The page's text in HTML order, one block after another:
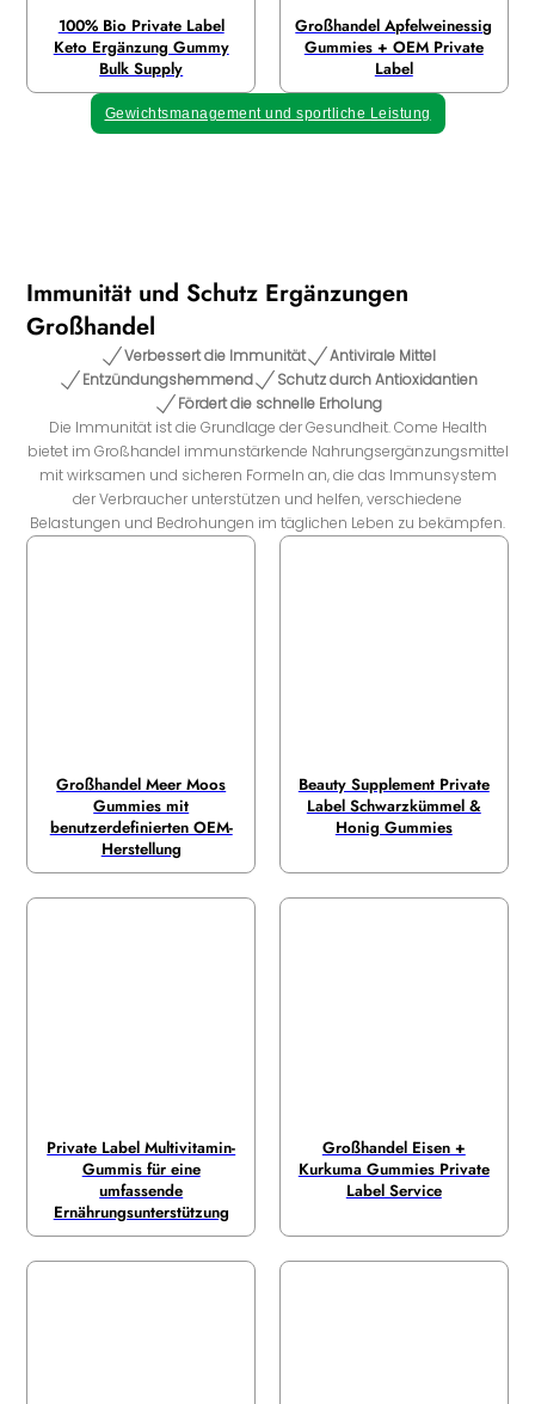
100% Bio Private Label
Keto Ergänzung Gummy
Bulk Supply
Großhandel Apfelweinessig
Gummies + OEM Private
Label
Gewichtsmanagement und sportliche Leistung
Immunität und Schutz Ergänzungen
Großhandel
Verbessert die Immunität
Antivirale Mittel
Entzündungshemmend
Schutz durch Antioxidantien
Fördert die schnelle Erholung
Die Immunität ist die Grundlage der Gesundheit. Come Health
bietet im Großhandel immunstärkende Nahrungsergänzungsmittel
mit wirksamen und sicheren Formeln an, die das Immunsystem
der Verbraucher unterstützen und helfen, verschiedene
Belastungen und Bedrohungen im täglichen Leben zu bekämpfen.
Großhandel Meer Moos
Gummies mit
benutzerdefinierten OEM-
Herstellung
Beauty Supplement Private
Label Schwarzkümmel &
Honig Gummies
Private Label Multivitamin-
Gummis für eine
umfassende
Ernährungsunterstützung
Großhandel Eisen +
Kurkuma Gummies Private
Label Service